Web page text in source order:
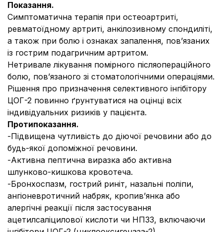
Показання.
Симптоматична терапія при остеоартриті,
ревматоїдному артриті, анкілозивному спондиліті,
а також при болю і ознаках запалення, пов’язаних
із гострим подагричним артритом.
Нетривале лікування помірного післяопераційного
болю, пов’язаного зі стоматологічними операціями.
Рішення про призначення селективного інгібітору
ЦОГ-2 повинно ґрунтуватися на оцінці всіх
індивідуальних ризиків у пацієнта.
Протипоказання.
-Підвищена чутливість до діючої речовини або до
будь-якої допоміжної речовини.
-Активна пептична виразка або активна
шлунково-кишкова кровотеча.
-Бронхоспазм, гострий риніт, назальні поліпи,
ангіоневротичний набряк, кропив’янка або
алергічні реакції після застосування
ацетилсаліцилової кислоти чи НПЗЗ, включаючи